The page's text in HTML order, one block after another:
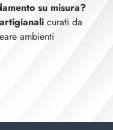
su misura?
curati da
ambienti